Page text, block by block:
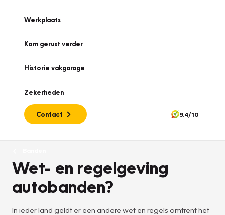
Werkplaats
Kom gerust verder
Historie vakgarage
Zekerheden
Contact 9.4/10
Wet- en regelgeving
autobanden?
In ieder land geldt er een andere wet en regels omtrent het